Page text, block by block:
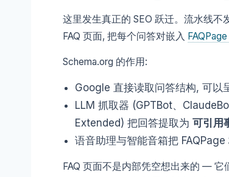
这里发生真正的 SEO 跃迁。流水线不
FAQ 页面, 把每个问答对嵌入
Schema.org 的作用:
Google 直接读取问答结构, 可以
LLM 抓取器 (GPTBot、
Extended) 把回答提取为 可引用
语音助理与智能音箱把 FAQPage
FAQ 页面不是内部凭空想出来的 — 它